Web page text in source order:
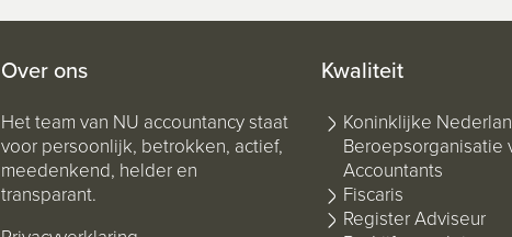
Over ons
Het team van NU accountancy staat
voor persoonlijk, betrokken, actief,
meedenkend, helder en
transparant.
Kwaliteit
Koninklijke
Beroepsorganisatie
Accountants
Fiscaris
Register Adviseur